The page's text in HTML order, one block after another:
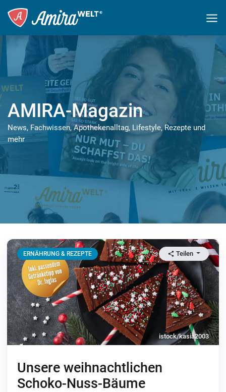
AMIRA-Magazin
News, Fachwissen, Apothekenalltag, Lifestyle, Rezepte und
mehr
istock/kasia2003
ERNÄHRUNG & REZEPTE Teilen
Unsere weihnachtlichen
Schoko-Nuss-Bäume